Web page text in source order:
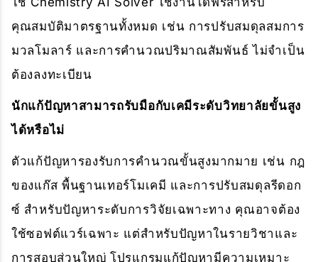
คุณสมบัติมาตรฐานทั้งหมด เช่น การปรับสมดุลสมการ
มวลโมลาร์ และการคำนวณปริมาณสัมพันธ์ ไม่จำเป็น
ต้องลงทะเบียน
นักแก้ปัญหาสามารถรับมือกับเคมีระดับวิทยาลัยขั้นสูง
ได้หรือไม่
ตัวแก้ปัญหารองรับการคำนวณขั้นสูงมากมาย เช่น กฎ
ของแก๊ส พื้นฐานเทอร์โมเคมี และการปรับสมดุลรีดอก
ซ์ สำหรับปัญหาระดับการวิจัยเฉพาะทาง คุณอาจต้อง
ใช้ซอฟต์แวร์เฉพาะ แต่สำหรับปัญหาในรายวิชาและ
การสอบส่วนใหญ่ โปรแกรมแก้ปัญหามีความเหมาะ